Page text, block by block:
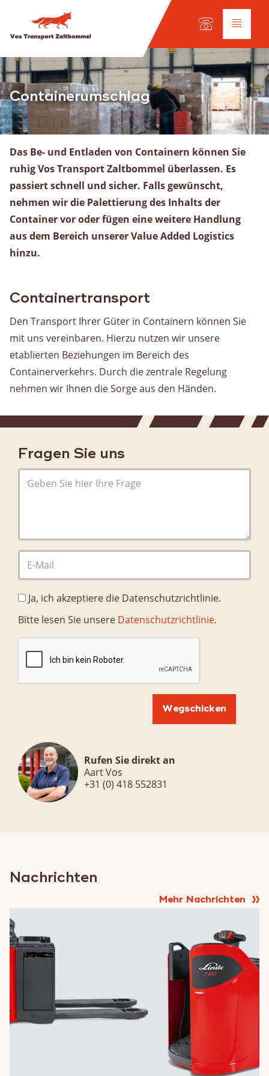
EN NL
Dienstleistungen
Lkw-Transport
Internationaler Transport
Fuhrpark
Werkstatt
Schifffahrt
Unsere Flotte
Frachtarten
Lagerung
Value Added Logistics
Containerumschlag
Zollabfertigung
Assemblage
Vorratsverwaltung
Allgemein
Organisation
Qualität
Datenschutzrichtlinie
Kontaktperson
Containerumschlag
Das Be- und Entladen von Containern können Sie
ruhig Vos Transport Zaltbommel überlassen. Es
passiert schnell und sicher. Falls gewünscht,
nehmen wir die Palettierung des Inhalts der
Container vor oder fügen eine weitere Handlung
aus dem Bereich unserer Value Added Logistics
hinzu.
Containertransport
Den Transport Ihrer Güter in Containern können Sie
mit uns vereinbaren. Hierzu nutzen wir unsere
etablierten Beziehungen im Bereich des
Containerverkehrs. Durch die zentrale Regelung
nehmen wir Ihnen die Sorge aus den Händen.
Fragen Sie uns
Ja, ich akzeptiere die Datenschutzrichtlinie.
Bitte lesen Sie unsere Datenschutzrichtlinie.
Rufen Sie direkt an
Aart Vos
+31 (0) 418 552831
Nachrichten
Mehr Nachrichten